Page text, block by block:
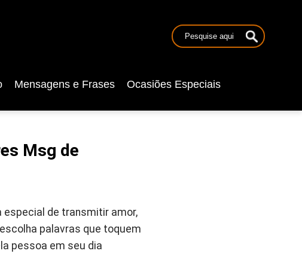
Mensagens e Frases Ocasiões Especiais
Msg de
especial de transmitir amor,
palavras que toquem
pessoa em seu dia